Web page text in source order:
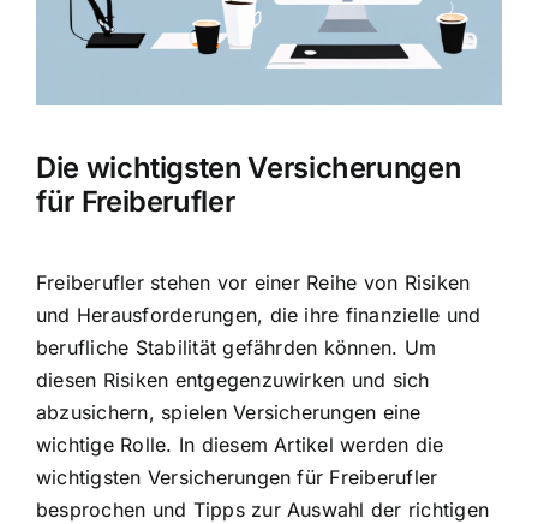
Hausratversicherung
Weitere Tarifvergleiche
Die wichtigsten Versicherungen
für Freiberufler
Freiberufler stehen vor einer Reihe von Risiken
und Herausforderungen, die ihre finanzielle und
berufliche Stabilität gefährden können. Um
diesen Risiken entgegenzuwirken und sich
abzusichern, spielen Versicherungen eine
wichtige Rolle. In diesem Artikel werden die
wichtigsten Versicherungen für Freiberufler
besprochen und Tipps zur Auswahl der richtigen